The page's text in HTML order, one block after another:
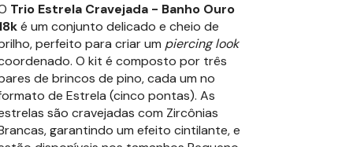
Trio Estrela Cravejada - Banho Ouro
é um conjunto delicado e cheio de
perfeito para criar um piercing look
O kit é composto por três
de brincos de pino, cada um no
de Estrela (cinco pontas). As
são cravejadas com Zircônias
garantindo um efeito cintilante, e